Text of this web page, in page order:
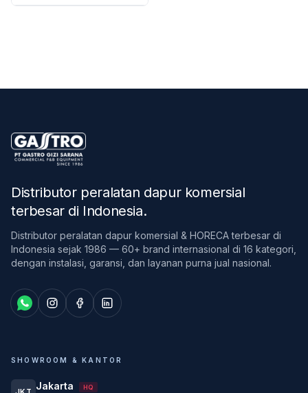
Distributor peralatan dapur komersial
terbesar di Indonesia.
Distributor peralatan dapur komersial & HORECA terbesar di
Indonesia sejak 1986 — 60+ brand internasional di 16 kategori,
dengan instalasi, garansi, dan layanan purna jual nasional.
SHOWROOM & KANTOR
Jakarta HQ